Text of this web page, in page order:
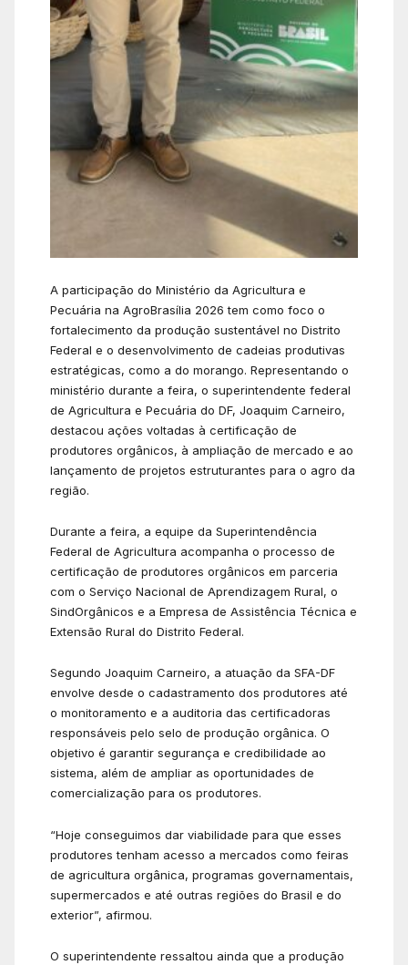
A participação do Ministério da Agricultura e
Pecuária na AgroBrasília 2026 tem como foco o
fortalecimento da produção sustentável no Distrito
Federal e o desenvolvimento de cadeias produtivas
estratégicas, como a do morango. Representando o
ministério durante a feira, o superintendente federal
de Agricultura e Pecuária do DF, Joaquim Carneiro,
destacou ações voltadas à certificação de
produtores orgânicos, à ampliação de mercado e ao
lançamento de projetos estruturantes para o agro da
região.
Durante a feira, a equipe da Superintendência
Federal de Agricultura acompanha o processo de
certificação de produtores orgânicos em parceria
com o Serviço Nacional de Aprendizagem Rural, o
SindOrgânicos e a Empresa de Assistência Técnica e
Extensão Rural do Distrito Federal.
Segundo Joaquim Carneiro, a atuação da SFA-DF
envolve desde o cadastramento dos produtores até
o monitoramento e a auditoria das certificadoras
responsáveis pelo selo de produção orgânica. O
objetivo é garantir segurança e credibilidade ao
sistema, além de ampliar as oportunidades de
comercialização para os produtores.
“Hoje conseguimos dar viabilidade para que esses
produtores tenham acesso a mercados como feiras
de agricultura orgânica, programas governamentais,
supermercados e até outras regiões do Brasil e do
exterior”, afirmou.
O superintendente ressaltou ainda que a produção